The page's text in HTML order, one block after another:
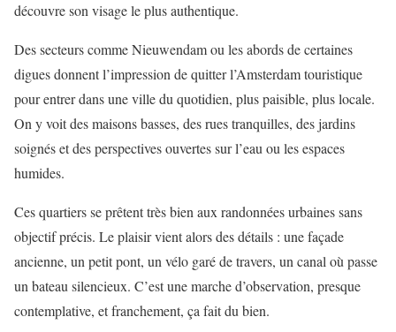
découvre son visage le plus authentique.
Des secteurs comme Nieuwendam ou les abords de certaines
digues donnent l’impression de quitter l’Amsterdam touristique
pour entrer dans une ville du quotidien, plus paisible, plus locale.
On y voit des maisons basses, des rues tranquilles, des jardins
soignés et des perspectives ouvertes sur l’eau ou les espaces
humides.
Ces quartiers se prêtent très bien aux randonnées urbaines sans
objectif précis. Le plaisir vient alors des détails : une façade
ancienne, un petit pont, un vélo garé de travers, un canal où passe
un bateau silencieux. C’est une marche d’observation, presque
contemplative, et franchement, ça fait du bien.